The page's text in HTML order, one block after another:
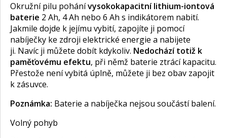
Okružní pilu pohánívysokokapacitní lithium-iontová
baterie 2 Ah, 4 Ah nebo 6 Ah s indikátorem nabití.
Jakmile dojde k jejímu vybití, zapojíte ji pomocí
nabíječky ke zdroji elektrické energie a nabijete
ji. Navíc ji můžete dobít kdykoliv. Nedochází totiž k
paměťovému efektu, při němž baterie ztrácí kapacitu.
Přestože není vybitá úplně, můžete ji bez obav zapojit
k zásuvce.
Poznámka: Baterie a nabíječka nejsou součástí balení.
Volný pohyb